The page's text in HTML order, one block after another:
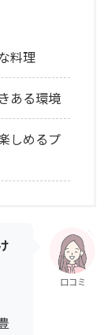
料理
ある環境
しめるプ
口コミ